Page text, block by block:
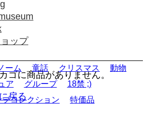
ゴに商品がありません。
戻る
ップ
ーム 童話 クリスマス
動物
ア
グループ
18禁 ;)
コレクション
特価品